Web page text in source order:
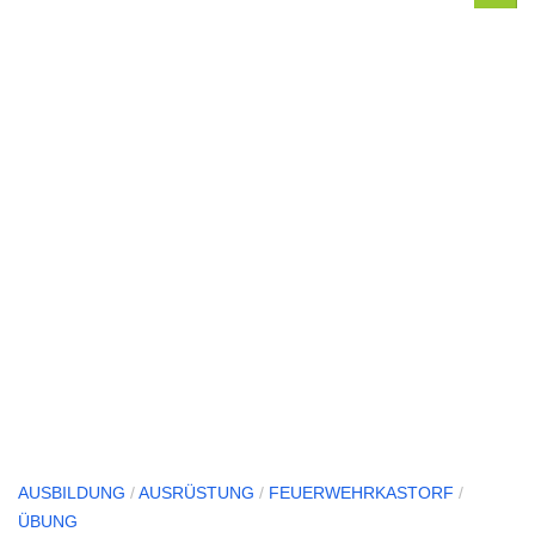
AUSBILDUNG /AUSRÜSTUNG / FEUERWEHRKASTORF /
ÜBUNG